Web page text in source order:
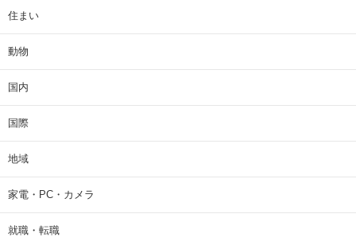
住まい
動物
国内
国際
地域
家電・PC・カメラ
就職・転職